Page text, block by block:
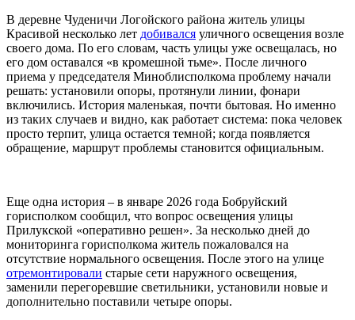
В деревне Чуденичи Логойского района житель улицы
Красивой несколько лет добивался уличного освещения возле
своего дома. По его словам, часть улицы уже освещалась, но
его дом оставался «в кромешной тьме». После личного
приема у председателя Миноблисполкома проблему начали
решать: установили опоры, протянули линии, фонари
включились. История маленькая, почти бытовая. Но именно
из таких случаев и видно, как работает система: пока человек
просто терпит, улица остается темной; когда появляется
обращение, маршрут проблемы становится официальным.
Еще одна история – в январе 2026 года Бобруйский
горисполком сообщил, что вопрос освещения улицы
Прилукской «оперативно решен». За несколько дней до
мониторинга горисполкома житель пожаловался на
отсутствие нормального освещения. После этого на улице
отремонтировали старые сети наружного освещения,
заменили перегоревшие светильники, установили новые и
дополнительно поставили четыре опоры.